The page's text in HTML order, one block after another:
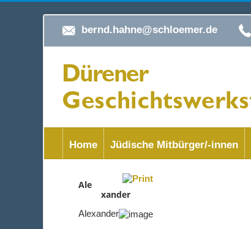
bernd.hahne@schloemer.de
Home Jüdische Mitbürger/-innen
Ale
xander
Alexander